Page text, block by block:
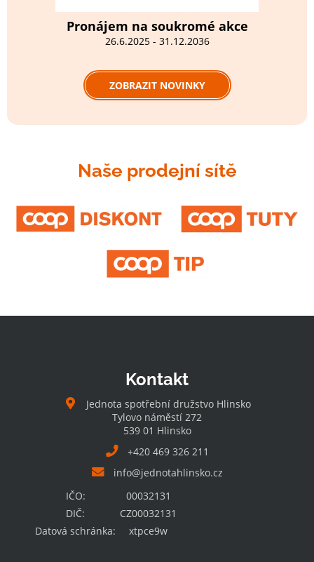
Pronájem na soukromé akce
26.6.2025 - 31.12.2036
ZOBRAZIT NOVINKY
Naše prodejní sítě
Kontakt
Jednota spotřební družstvo Hlinsko
Tylovo náměstí 272
539 01 Hlinsko
+420 469 326 211
info@jednotahlinsko.cz
IČO:
00032131
DIČ:
CZ00032131
Datová schránka:
xtpce9w